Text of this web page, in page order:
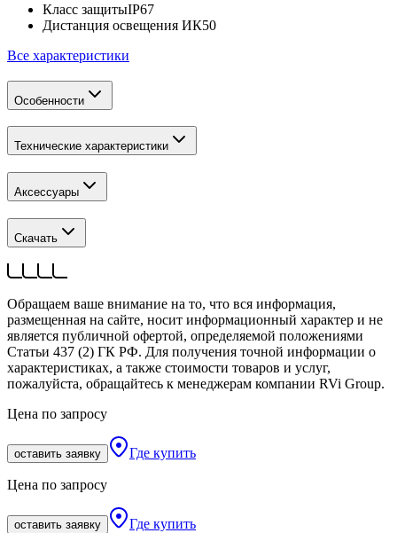
Класс защитыIP67
Дистанция освещения ИК50
Все характеристики
Особенности
Технические характеристики
Аксессуары
Скачать
Обращаем ваше внимание на то, что вся информация,
размещенная на сайте, носит информационный характер и не
является публичной офертой, определяемой положениями
Статьи 437 (2) ГК РФ. Для получения точной информации о
характеристиках, а также стоимости товаров и услуг,
пожалуйста, обращайтесь к менеджерам компании RVi Group.
Цена по запросу
оставить заявку Где купить
Цена по запросу
оставить заявку Где купить